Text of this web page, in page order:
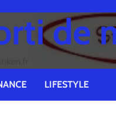
de
LIFESTYLE